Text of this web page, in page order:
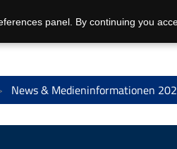
News & Medieninformationen
panel. By continuing you